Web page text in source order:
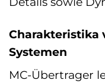
Charakteristika
Systemen
MC-Übertrager